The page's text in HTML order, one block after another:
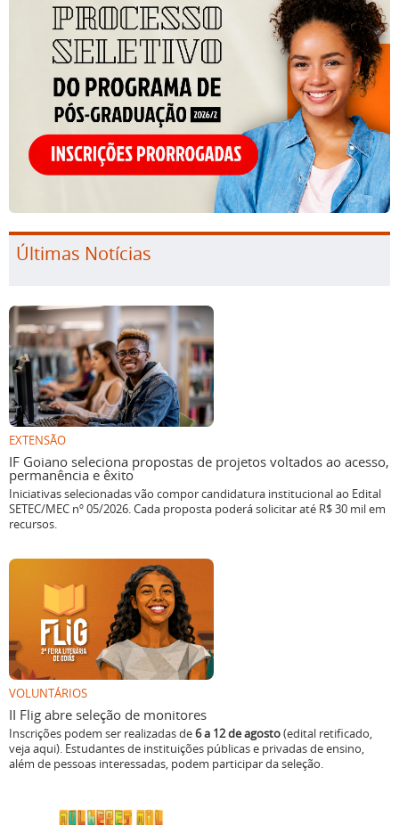
Últimas Notícias
EXTENSÃO
IF Goiano seleciona propostas de projetos voltados ao acesso,
permanência e êxito
Iniciativas selecionadas vão compor candidatura institucional ao Edital
SETEC/MEC nº 05/2026. Cada proposta poderá solicitar até R$ 30 mil em
recursos.
VOLUNTÁRIOS
II Flig abre seleção de monitores
Inscrições podem ser realizadas de6 a 12 de agosto(edital retificado,
veja aqui). Estudantes de instituições públicas e privadas de ensino,
além de pessoas interessadas, podem participar da seleção.